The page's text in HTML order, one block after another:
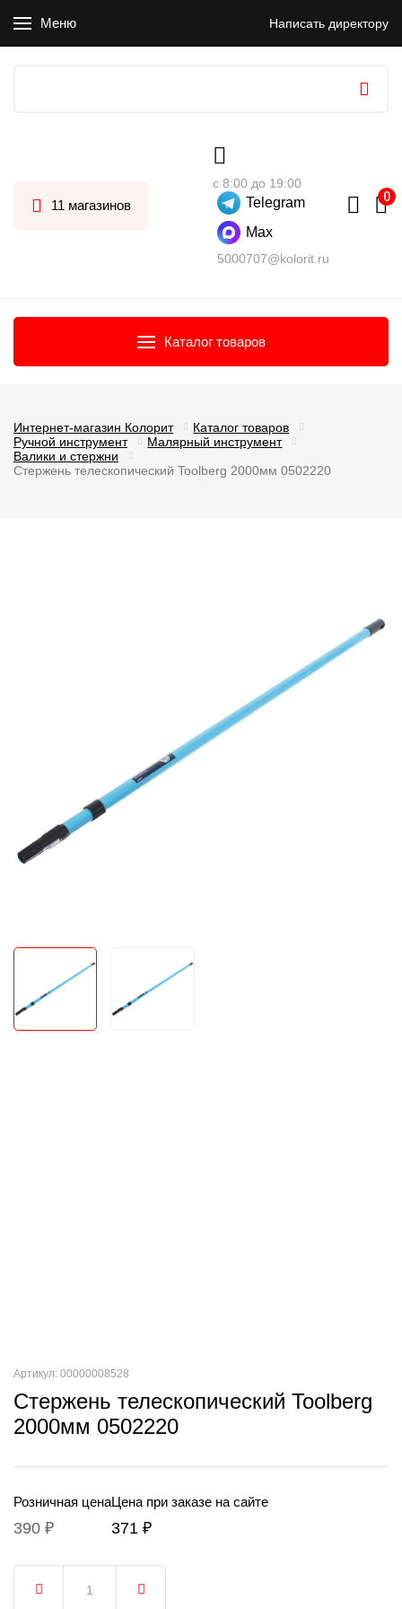
Меню Написать директору
11 магазинов
с 8:00 до 19:00
Telegram
Max
5000707@kolorit.ru
Каталог товаров
Интернет-магазин Колорит
Каталог товаров
Ручной инструмент
Малярный инструмент
Валики и стержни
Стержень телескопический Toolberg 2000мм 0502220
Артикул: 00000008528
Стержень телескопический Toolberg
2000мм 0502220
Розничная цена
390 ₽
Цена при заказе на сайте
371 ₽